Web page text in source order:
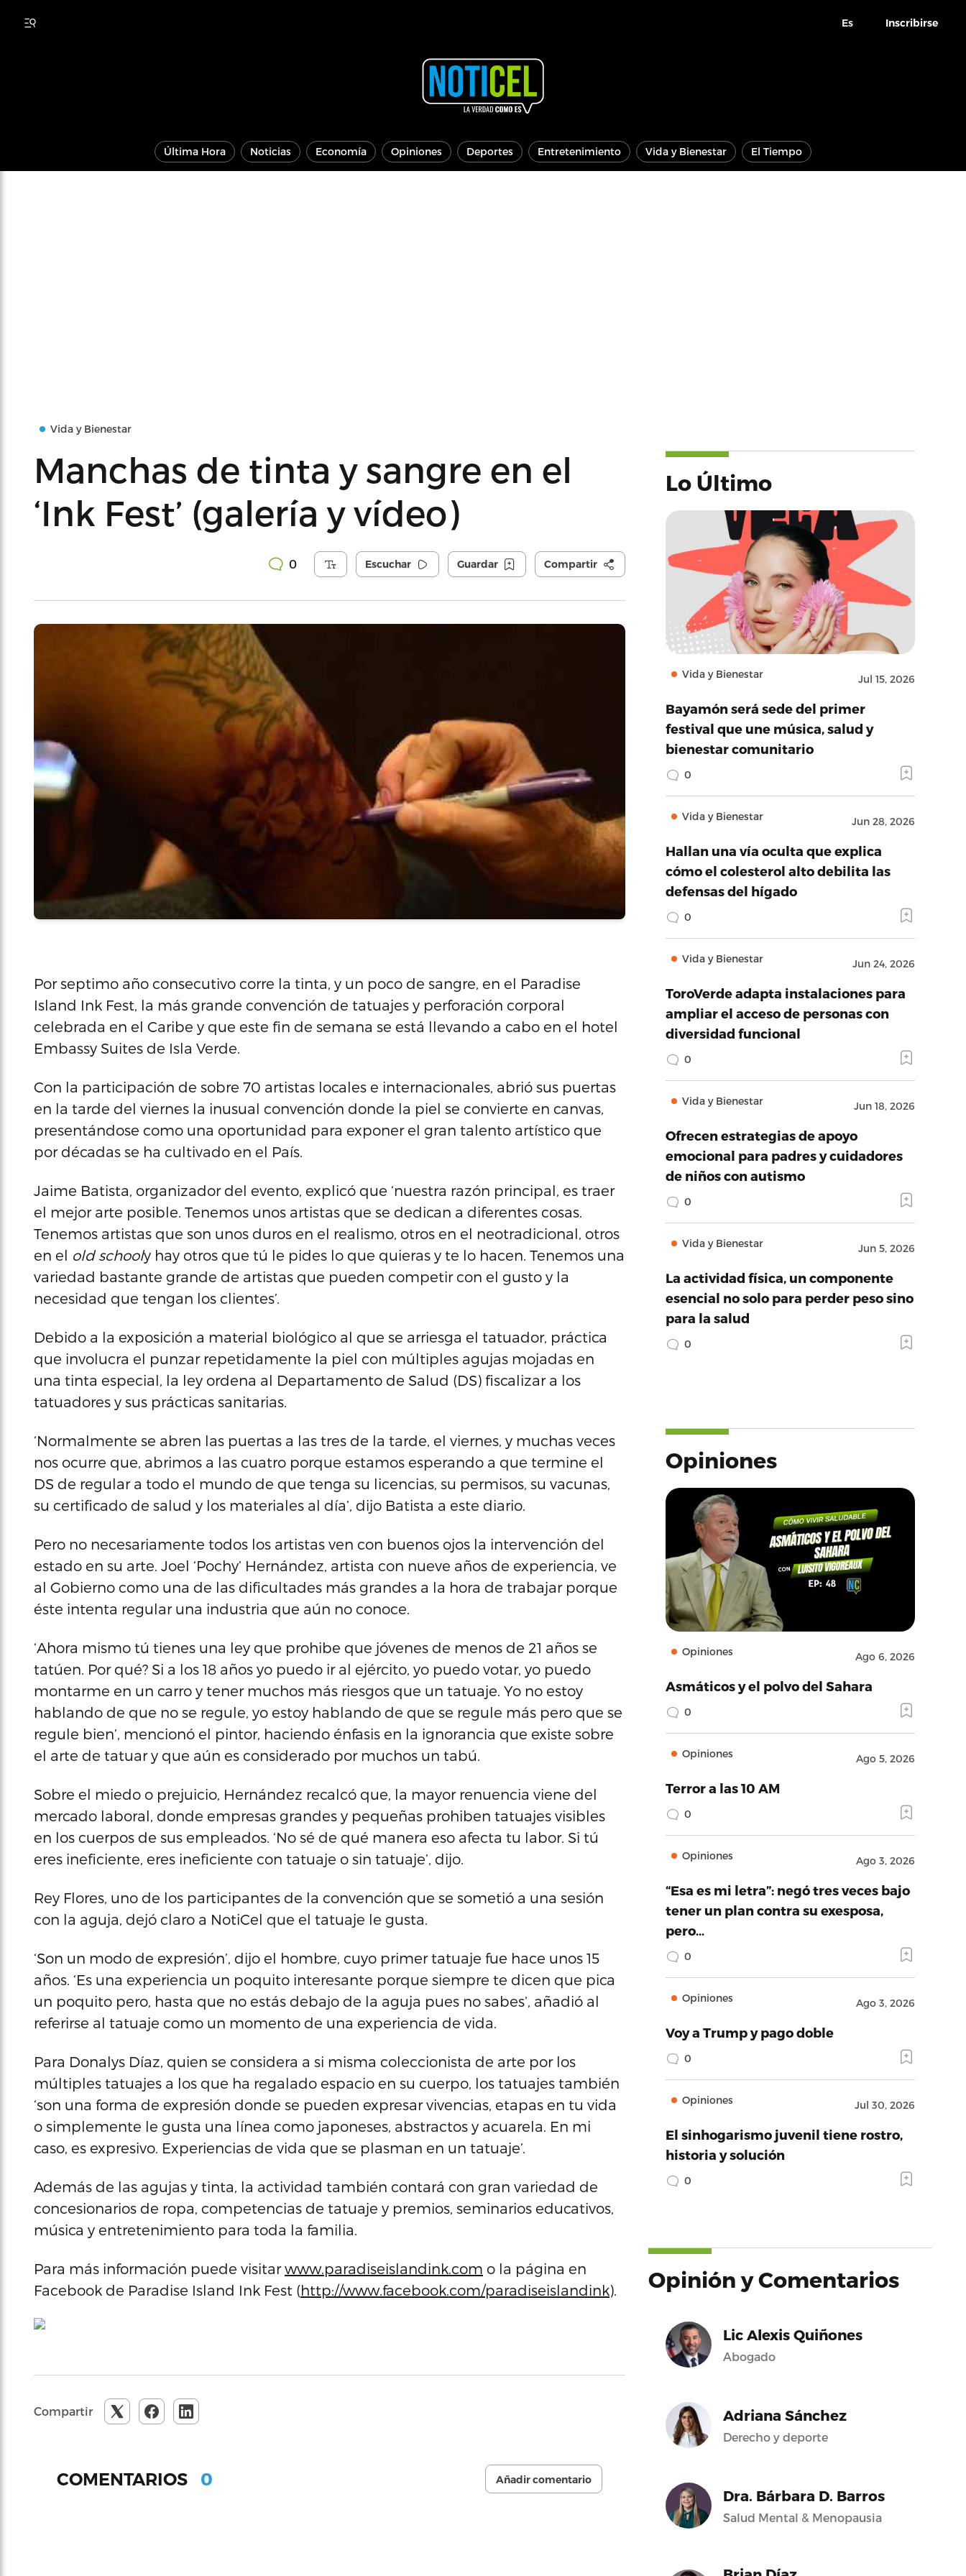
Es Inscribirse
Última Hora Noticias Economía Opiniones Deportes Entretenimiento Vida y Bienestar El Tiempo
Vida y Bienestar
Manchas de tinta y sangre en el
‘Ink Fest’ (galería y vídeo)
0 Escuchar Guardar Compartir
Por septimo año consecutivo corre la tinta, y un poco de sangre, en el Paradise
Island Ink Fest, la más grande convención de tatuajes y perforación corporal
celebrada en el Caribe y que este fin de semana se está llevando a cabo en el hotel
Embassy Suites de Isla Verde.
Con la participación de sobre 70 artistas locales e internacionales, abrió sus puertas
en la tarde del viernes la inusual convención donde la piel se convierte en canvas,
presentándose como una oportunidad para exponer el gran talento artístico que
por décadas se ha cultivado en el País.
Jaime Batista, organizador del evento, explicó que ‘nuestra razón principal, es traer
el mejor arte posible. Tenemos unos artistas que se dedican a diferentes cosas.
Tenemos artistas que son unos duros en el realismo, otros en el neotradicional, otros
en el old schooly hay otros que tú le pides lo que quieras y te lo hacen. Tenemos una
variedad bastante grande de artistas que pueden competir con el gusto y la
necesidad que tengan los clientes’.
Debido a la exposición a material biológico al que se arriesga el tatuador, práctica
que involucra el punzar repetidamente la piel con múltiples agujas mojadas en
una tinta especial, la ley ordena al Departamento de Salud (DS) fiscalizar a los
tatuadores y sus prácticas sanitarias.
‘Normalmente se abren las puertas a las tres de la tarde, el viernes, y muchas veces
nos ocurre que, abrimos a las cuatro porque estamos esperando a que termine el
DS de regular a todo el mundo de que tenga su licencias, su permisos, su vacunas,
su certificado de salud y los materiales al día’, dijo Batista a este diario.
Pero no necesariamente todos los artistas ven con buenos ojos la intervención del
estado en su arte. Joel ‘Pochy’ Hernández, artista con nueve años de experiencia, ve
al Gobierno como una de las dificultades más grandes a la hora de trabajar porque
éste intenta regular una industria que aún no conoce.
‘Ahora mismo tú tienes una ley que prohibe que jóvenes de menos de 21 años se
tatúen. Por qué? Si a los 18 años yo puedo ir al ejército, yo puedo votar, yo puedo
montarme en un carro y tener muchos más riesgos que un tatuaje. Yo no estoy
hablando de que no se regule, yo estoy hablando de que se regule más pero que se
regule bien’, mencionó el pintor, haciendo énfasis en la ignorancia que existe sobre
el arte de tatuar y que aún es considerado por muchos un tabú.
Sobre el miedo o prejuicio, Hernández recalcó que, la mayor renuencia viene del
mercado laboral, donde empresas grandes y pequeñas prohiben tatuajes visibles
en los cuerpos de sus empleados. ‘No sé de qué manera eso afecta tu labor. Si tú
eres ineficiente, eres ineficiente con tatuaje o sin tatuaje’, dijo.
Rey Flores, uno de los participantes de la convención que se sometió a una sesión
con la aguja, dejó claro a NotiCel que el tatuaje le gusta.
‘Son un modo de expresión’, dijo el hombre, cuyo primer tatuaje fue hace unos 15
años. ‘Es una experiencia un poquito interesante porque siempre te dicen que pica
un poquito pero, hasta que no estás debajo de la aguja pues no sabes’, añadió al
referirse al tatuaje como un momento de una experiencia de vida.
Para Donalys Díaz, quien se considera a si misma coleccionista de arte por los
múltiples tatuajes a los que ha regalado espacio en su cuerpo, los tatuajes también
‘son una forma de expresión donde se pueden expresar vivencias, etapas en tu vida
o simplemente le gusta una línea como japoneses, abstractos y acuarela. En mi
caso, es expresivo. Experiencias de vida que se plasman en un tatuaje’.
Además de las agujas y tinta, la actividad también contará con gran variedad de
concesionarios de ropa, competencias de tatuaje y premios, seminarios educativos,
música y entretenimiento para toda la familia.
Para más información puede visitarwww.paradiseislandink.com o la página en
Facebook de Paradise Island Ink Fest (http://www.facebook.com/paradiseislandink).
Compartir
COMENTARIOS 0 Añadir comentario
Lo Último
Vida y Bienestar Jul 15, 2026
Bayamón será sede del primer
festival que une música, salud y
bienestar comunitario
0
Vida y Bienestar Jun 28, 2026
Hallan una vía oculta que explica
cómo el colesterol alto debilita las
defensas del hígado
0
Vida y Bienestar Jun 24, 2026
ToroVerde adapta instalaciones para
ampliar el acceso de personas con
diversidad funcional
0
Vida y Bienestar Jun 18, 2026
Ofrecen estrategias de apoyo
emocional para padres y cuidadores
de niños con autismo
0
Vida y Bienestar Jun 5, 2026
La actividad física, un componente
esencial no solo para perder peso sino
para la salud
0
Opiniones
Opiniones Ago 6, 2026
Asmáticos y el polvo del Sahara
0
Opiniones Ago 5, 2026
Terror a las 10 AM
0
Opiniones Ago 3, 2026
“Esa es mi letra”: negó tres veces bajo
tener un plan contra su exesposa,
pero…
0
Opiniones Ago 3, 2026
Voy a Trump y pago doble
0
Opiniones Jul 30, 2026
El sinhogarismo juvenil tiene rostro,
historia y solución
0
Opinión y Comentarios
Lic Alexis Quiñones
Abogado
Adriana Sánchez
Derecho y deporte
Dra. Bárbara D. Barros
Salud Mental & Menopausia